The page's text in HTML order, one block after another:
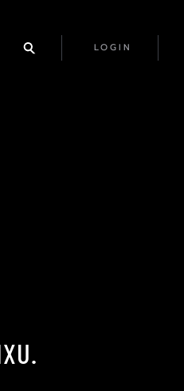
LOGIN